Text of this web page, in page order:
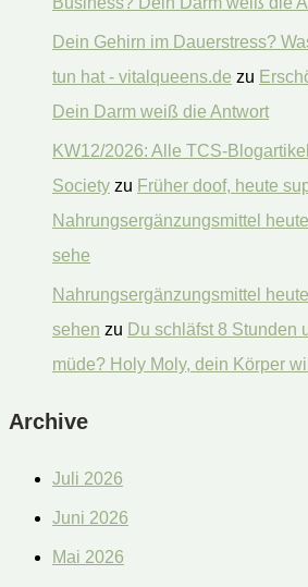
Dein Gehirn im Dauerstress?
tun hat - vitalqueens.de zu
Dein Darm weiß die Antwort
KW12/2026: Alle TCS-
Society zu Früher doof, heute
Nahrungsergänzungsmittel
sehe
Nahrungsergänzungsmittel
sehen zu Du schläfst 8 Stunden
müde? Holy Moly, dein Körper
Archive
Juli 2026
Juni 2026
Mai 2026